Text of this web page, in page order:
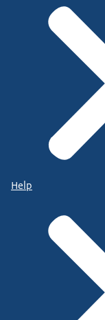
Help